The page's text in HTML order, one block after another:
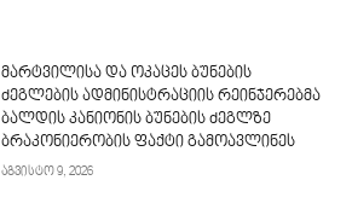
მარტვილისა და ოკაცეს ბუნების
ძეგლების ადმინისტრაციის რეინჯერებმა
ბალდის კანიონის ბუნების ძეგლზე
ბრაკონიერობის ფაქტი გამოავლინეს
აგვისტო 9, 2026